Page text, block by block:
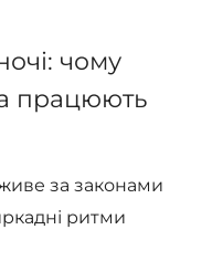
чому
працюють
за законами
ритми